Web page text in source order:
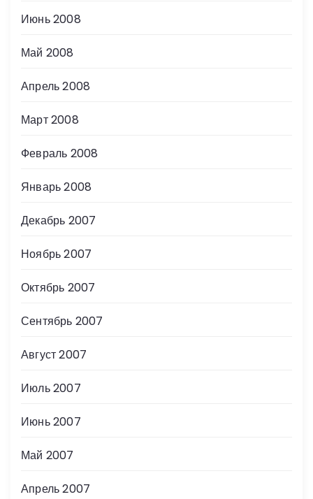
Июнь 2008
Май 2008
Апрель 2008
Март 2008
Февраль 2008
Январь 2008
Декабрь 2007
Ноябрь 2007
Октябрь 2007
Сентябрь 2007
Август 2007
Июль 2007
Июнь 2007
Май 2007
Апрель 2007